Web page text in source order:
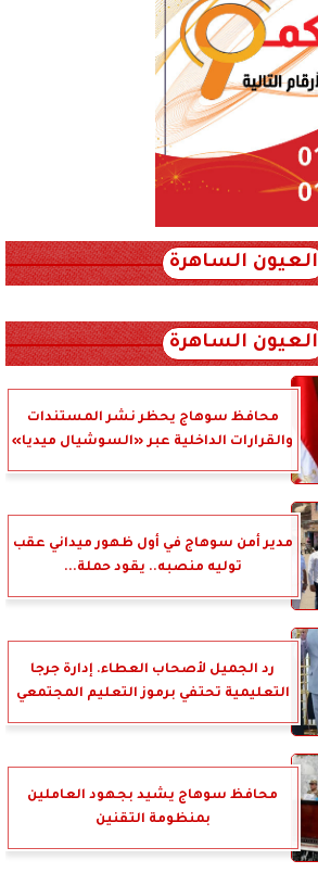
العيون الساهرة
العيون الساهرة
محافظ سوهاج يحظر نشر المستندات
والقرارات الداخلية عبر «السوشيال ميديا»
مدير أمن سوهاج في أول ظهور ميداني عقب
توليه منصبه.. يقود حملة...
رد الجميل لأصحاب العطاء. إدارة جرجا
التعليمية تحتفي برموز التعليم المجتمعي
محافظ سوهاج يشيد بجهود العاملين
بمنظومة التقنين